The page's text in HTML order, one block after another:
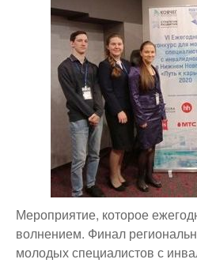
Мероприятие, которое
волнением. Финал
молодых специалистов с